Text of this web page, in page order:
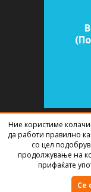
СОФТВЕР ЗА
Ние користиме
да работи правилно
со цел
продолжување на
прифаќате
Се